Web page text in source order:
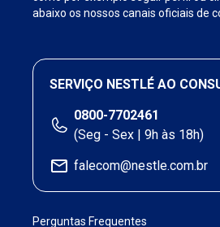
abaixo os nossos canais oficiais de
SERVIÇO NESTLÉ AO
0800-7702461
(Seg - Sex | 9h às 18h)
falecom@nestle.com.br
Perguntas Frequentes